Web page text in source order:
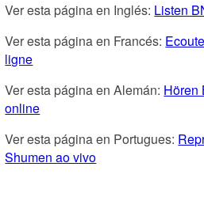
Ver esta página en Inglés: Listen
Ver esta página en Francés:
ligne
Ver esta página en Alemán: Hören
online
Ver esta página en Portugues:
Shumen ao vivo